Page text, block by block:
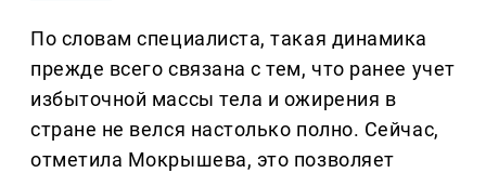
По словам специалиста, такая динамика
прежде всего связана с тем, что ранее учет
избыточной массы тела и ожирения в
стране не велся настолько полно. Сейчас,
отметила Мокрышева, это позволяет